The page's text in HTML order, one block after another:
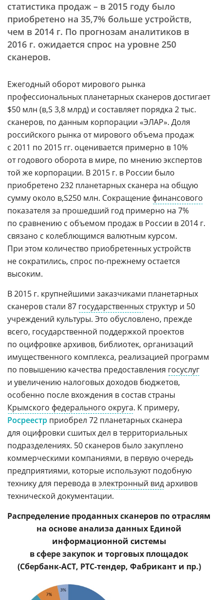
статистика продаж – в 2015 году было
приобретено на 35,7% больше устройств,
чем в 2014 г. По прогнозам аналитиков в
2016 г. ожидается спрос на уровне 250
сканеров.
Ежегодный оборот мирового рынка
профессиональных планетарных сканеров достигает
$50 млн (
3,8 млрд) и составляет порядка 2 тыс.
сканеров, по данным корпорации «ЭЛАР». Доля
российского рынка от мирового объема продаж
с 2011 по 2015 гг. оценивается примерно в 10%
от годового оборота в мире, по мнению экспертов
той же корпорации. В 2015 г. в России было
приобретено 232 планетарных сканера на общую
сумму около
250 млн. Сокращение финансового
показателя за прошедший год примерно на 7%
по сравнению с объемом продаж в России в 2014 г.
связано с колеблющимся валютным курсом.
При этом количество приобретенных устройств
не сократились, спрос по-прежнему остается
высоким.
В 2015 г. крупнейшими заказчиками планетарных
сканеров стали 87 государственных структур и 50
учреждений культуры. Это обусловлено, прежде
всего, государственной поддержкой проектов
по оцифровке архивов, библиотек, организаций
имущественного комплекса, реализацией программ
по повышению качества предоставления госуслуг
и увеличению налоговых доходов бюджетов,
особенно после вхождения в состав страны
Крымского федерального округа. К примеру,
Росреестр приобрел 72 планетарных сканера
для оцифровки сшитых дел в территориальных
подразделениях. 50 сканеров было закуплено
коммерческими компаниями, в первую очередь
предприятиями, которые используют подобную
технику для перевода вэлектронный видархивов
технической документации.
Распределение проданных сканеров по отраслям
на основе анализа данных Единой
информационной системы
в сфере закупок и торговых площадок
(Сбербанк-АСТ, РТС-тендер, Фабрикант и пр.)